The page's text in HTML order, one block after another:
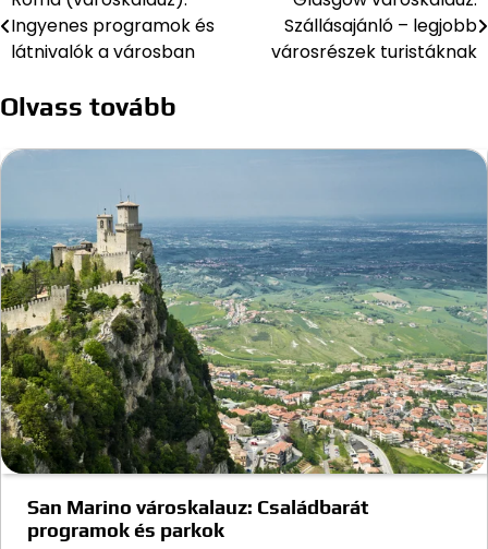
navigáció
Ingyenes programok és
látnivalók a városban
Szállásajánló – legjobb
városrészek turistáknak
Olvass tovább
San Marino városkalauz: Családbarát
programok és parkok